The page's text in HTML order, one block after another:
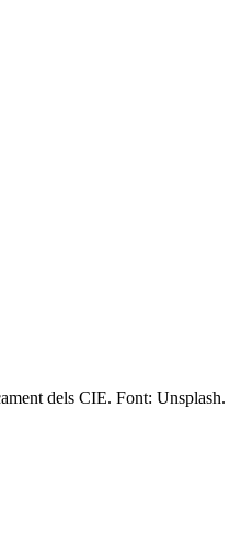
dels CIE. Font: